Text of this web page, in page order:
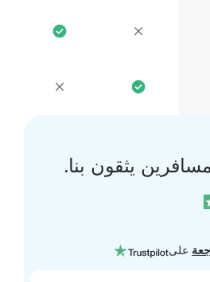
يثقون بنا.